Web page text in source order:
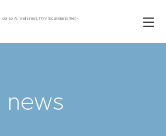
corso A. Vallisneri, 17/v Scandiano (Re) -
news